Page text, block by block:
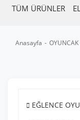
TÜM ÜRÜNLER
Anasayfa OYUNCAK
EĞLENCE